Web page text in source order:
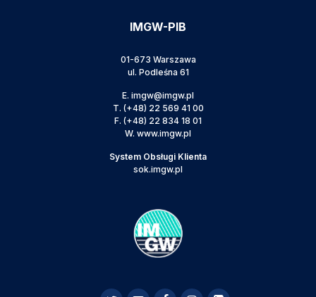
IMGW-PIB
01-673 Warszawa
ul. Podleśna 61
E. imgw@imgw.pl
T. (+48) 22 569 41 00
F. (+48) 22 834 18 01
W. www.imgw.pl
System Obsługi Klienta
sok.imgw.pl